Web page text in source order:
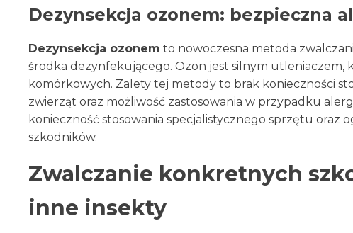
Dezynsekcja ozonem: bezpieczna
Dezynsekcja ozonem to nowoczesna metoda
środka dezynfekującego. Ozon jest silnym utleniaczem,
komórkowych. Zalety tej metody to brak konieczności
zwierząt oraz możliwość zastosowania w przypadku
konieczność stosowania specjalistycznego sprzętu
szkodników.
Zwalczanie konkretnych
inne insekty